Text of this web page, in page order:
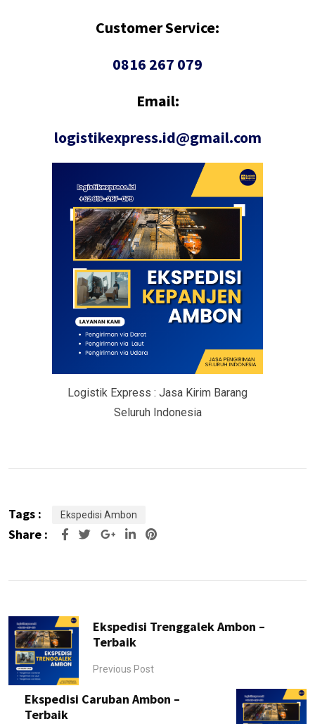
Customer Service:
0816 267 079
Email:
logistikexpress.id@gmail.com
Logistik Express : Jasa Kirim Barang
Seluruh Indonesia
Tags : Ekspedisi Ambon
Share : Google+LinkedIn
Pinterest
Ekspedisi Trenggalek Ambon –
Terbaik
Previous Post
Ekspedisi Caruban Ambon –
Terbaik